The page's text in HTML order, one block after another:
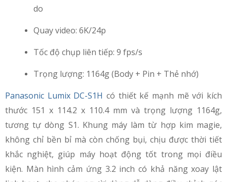
do
Quay video: 6K/24p
Tốc độ chụp liên tiếp: 9 fps/s
Trọng lượng: 1164g (Body + Pin + Thẻ nhớ)
Panasonic Lumix DC-S1H có thiết kế mạnh mẽ với kích
thước 151 x 114.2 x 110.4 mm và trọng lượng 1164g,
tương tự dòng S1. Khung máy làm từ hợp kim magie,
không chỉ bền bỉ mà còn chống bụi, chịu được thời tiết
khắc nghiệt, giúp máy hoạt động tốt trong mọi điều
kiện. Màn hình cảm ứng 3.2 inch có khả năng xoay lật